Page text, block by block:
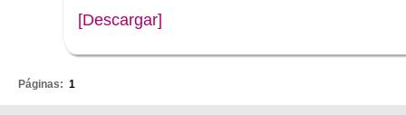
[Descargar]
Páginas: 1